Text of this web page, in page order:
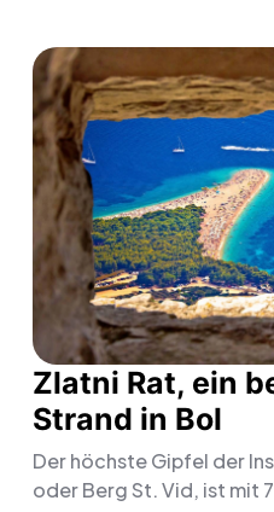
Zlatni Rat, ein
Strand in Bol
Der höchste Gipfel der
oder Berg St. Vid, ist mit